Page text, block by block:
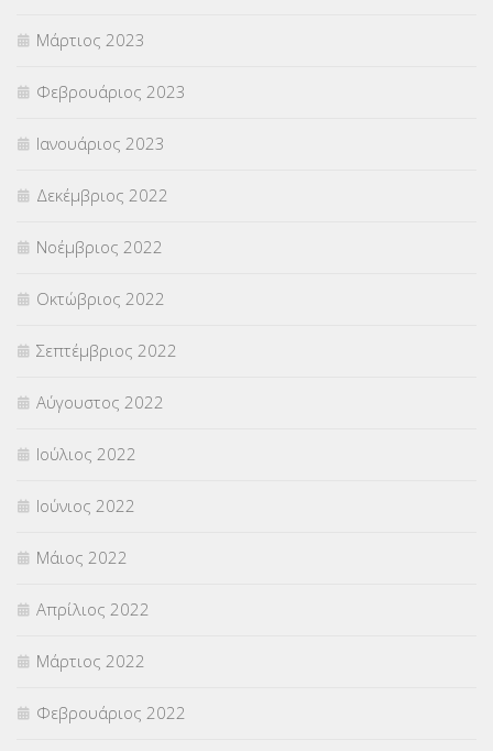
Μάρτιος 2023
Φεβρουάριος 2023
Ιανουάριος 2023
Δεκέμβριος 2022
Νοέμβριος 2022
Οκτώβριος 2022
Σεπτέμβριος 2022
Αύγουστος 2022
Ιούλιος 2022
Ιούνιος 2022
Μάιος 2022
Απρίλιος 2022
Μάρτιος 2022
Φεβρουάριος 2022